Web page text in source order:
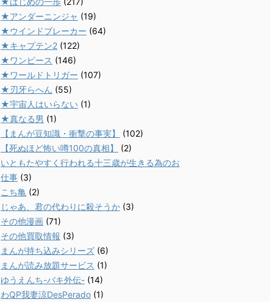
★アンダーニンジャ (19)
★ウインドブレーカー (64)
★キャプテン2 (122)
★ワンピース (146)
★ワールドトリガー (107)
★刃牙らへん (55)
★宇宙人はいらない (1)
★真なる男 (1)
【まんが豆知識・衝撃の事実】
(102)
【死ぬほど怖い噂100の真相】
(2)
いともたやすく行われる十三歳が生きる為のお
仕事 (3)
こち亀 (2)
じゃあ、君の代わりに殺そうか (3)
その他漫画 (71)
その他買取情報 (3)
まんが持ち込みシリーズ (6)
まんが読み放題サービス (1)
ゆうえんち-バキ外伝- (14)
わQP我妻涼DesPerado (1)